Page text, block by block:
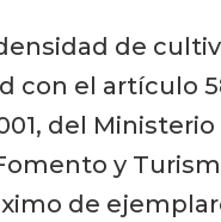
de
con el artículo
del
y
de